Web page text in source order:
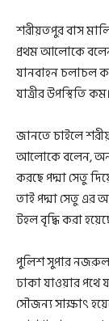
শরীয়তপুর বাস
প্রথম আলোকে
যানবাহন চলাচল
যাত্রীর উপস্থিতি
জানতে চাইলে
আলোকে বলেন,
করছে পদ্মা সেতু
তাই পদ্মা সেতু এর
টহল বৃদ্ধি করা
পুলিশ সুপার নজরুল
ঢাকা যাওয়ার পথে
সৌজন্য সাক্ষাৎ